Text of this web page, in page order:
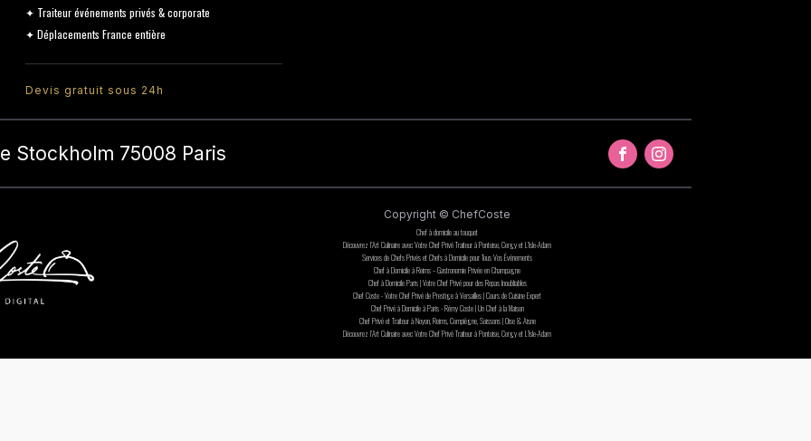
✦ Traiteur événements privés & corporate
✦ Déplacements France entière
Devis gratuit sous 24h
Stockholm 75008 Paris
Copyright © ChefCoste
Chef à domicile au touquet
Découvrez l’Art Culinaire avec Votre Chef Privé Traiteur à Pontoise, Cergy et L’Isle-Adam
Services de Chefs Privés et Chefs à Domicile pour Tous Vos Événements
Chef à Domicile à Reims – Gastronomie Privée en Champagne
Chef à Domicile Paris | Votre Chef Privé pour des Repas Inoubliables
Chef Coste - Votre Chef Privé de Prestige à Versailles | Cours de Cuisine Expert
Chef Privé à Domicile à Paris - Rémy Coste | Un Chef à la Maison
Chef Privé et Traiteur à Noyon, Reims, Compiègne, Soissons | Oise & Aisne
Découvrez l’Art Culinaire avec Votre Chef Privé Traiteur à Pontoise, Cergy et L’Isle-Adam